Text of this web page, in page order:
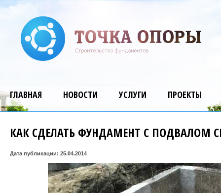
ГЛАВНАЯ НОВОСТИ УСЛУГИ ПРОЕКТЫ
КАК СДЕЛАТЬ ФУНДАМЕНТ С ПОДВАЛОМ
Дата публикации: 25.04.2014